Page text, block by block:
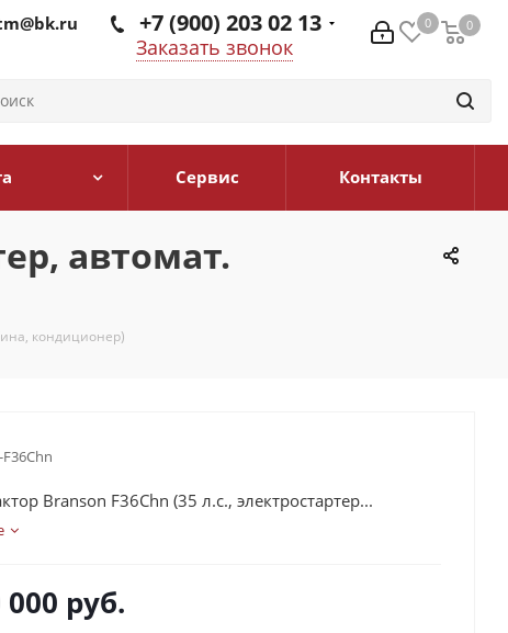
0 0
0
+7 (900) 203 02 13
Заказать звонок
Сервис Контакты
автомат.
кондиционер)
F36Chn
Branson F36Chn (35 л.с., электростартер...
000 руб.